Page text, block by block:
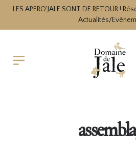
LES APERO'JALE SONT DE RETOUR !
Actualités/